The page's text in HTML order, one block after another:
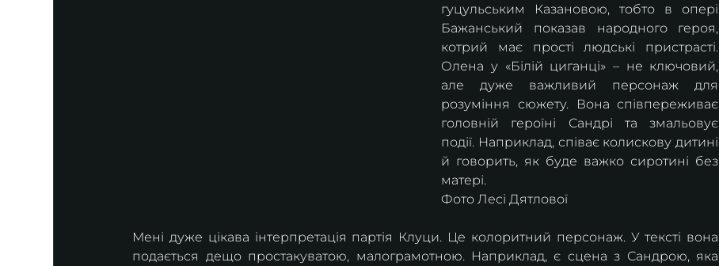
гуцульським Казановою, тобто в опері
Бажанський показав народного героя,
котрий має прості людські пристрасті.
Олена у «Білій циганці» – не ключовий,
але дуже важливий персонаж для
розуміння сюжету. Вона співпереживає
головній героїні Сандрі та змальовує
події. Наприклад, співає колискову дитині
й говорить, як буде важко сиротині без
матері.
Фото Лесі Дятлової
Мені дуже цікава інтерпретація партія Клуци. Це колоритний персонаж. У тексті вона
подається дещо простакуватою, малограмотною. Наприклад, є сцена з Сандрою, яка